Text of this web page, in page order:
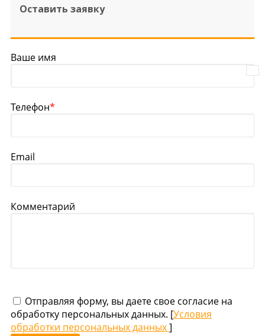
Оставить заявку
Ваше имя
Телефон*
Email
Комментарий
Отправляя форму, вы даете свое согласие на
обработку персональных данных. [Условия
обработки персональных данных]